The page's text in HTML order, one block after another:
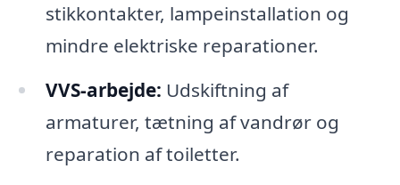
stikkontakter, lampeinstallation og
mindre elektriske reparationer.
VVS-arbejde: Udskiftning af
armaturer, tætning af vandrør og
reparation af toiletter.